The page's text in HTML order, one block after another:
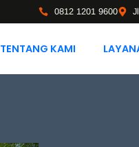
0812 1201 9600
TENTANG KAMI